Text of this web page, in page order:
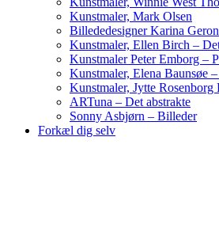
Kunstmaler, Mark Olsen
Billededesigner Karina
Kunstmaler, Ellen Birch –
Kunstmaler Peter Emborg –
Kunstmaler, Elena Baunsøe
Kunstmaler, Jytte Rosenborg
ARTuna – Det abstrakte
Sonny Asbjørn – Billeder
Forkæl dig selv